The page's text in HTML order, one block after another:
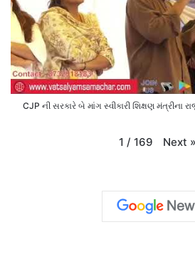
CJP ની સરકારે બે માંગ સ્વીકારી શિક્ષણ મંત્રીના
1 / 169 Next »